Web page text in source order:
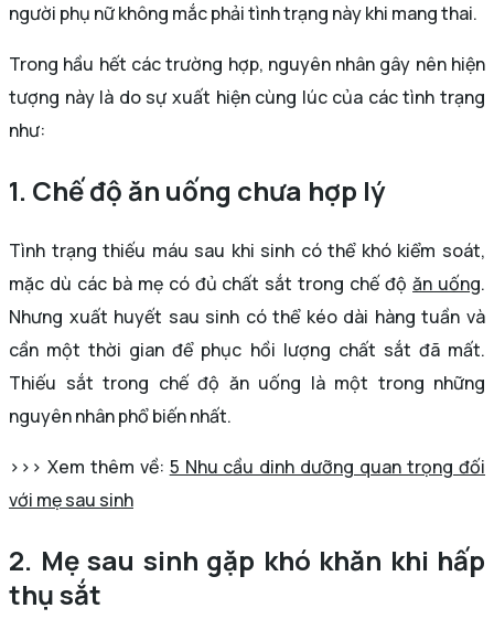
người phụ nữ không mắc phải tình trạng này khi mang thai.
Trong hầu hết các trường hợp, nguyên nhân gây nên hiện
tượng này là do sự xuất hiện cùng lúc của các tình trạng
như:
1. Chế độ ăn uống chưa hợp lý
Tình trạng thiếu máu sau khi sinh có thể khó kiểm soát,
mặc dù các bà mẹ có đủ chất sắt trong chế độăn uống.
Nhưng xuất huyết sau sinh có thể kéo dài hàng tuần và
cần một thời gian để phục hồi lượng chất sắt đã mất.
Thiếu sắt trong chế độ ăn uống là một trong những
nguyên nhân phổ biến nhất.
>>> Xem thêm về: 5 Nhu cầu dinh dưỡng quan trọng đối
với mẹ sau sinh
2. Mẹ sau sinh gặp khó khăn khi hấp
thụ sắt